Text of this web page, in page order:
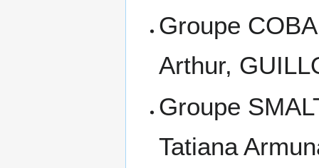
Groupe
Arthur,
Groupe
Tatiana